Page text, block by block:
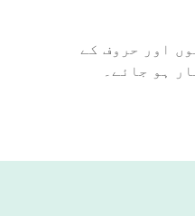
اور حروف کے
ہو جائے۔